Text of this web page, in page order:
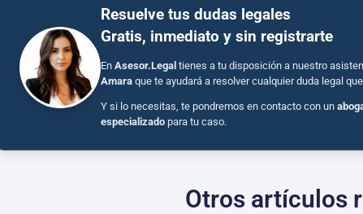
Resuelve tus dudas legales
Gratis, inmediato y sin registrarte
En Asesor.Legal tienes a tu disposición a nuestro
Amara que te ayudará a resolver cualquier duda legal
Y si lo necesitas, te pondremos en contacto con un
especializado para tu caso.
Otros artículos